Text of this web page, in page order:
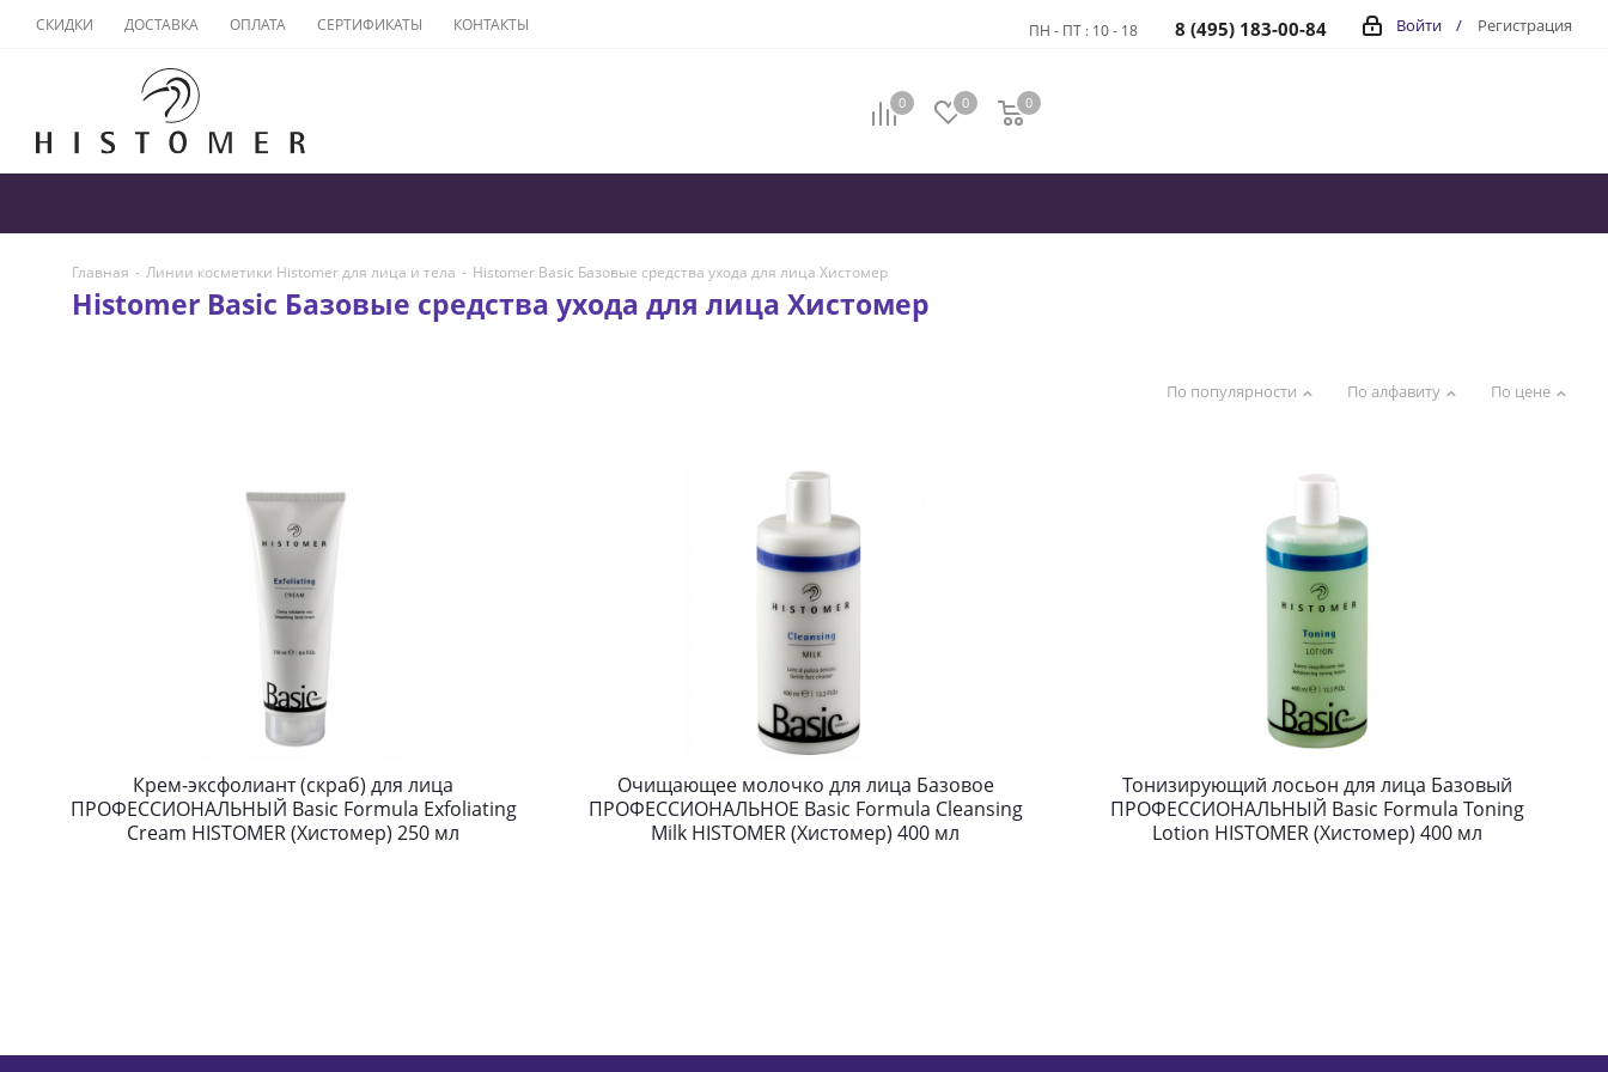
СКИДКИ ДОСТАВКА ОПЛАТА СЕРТИФИКАТЫ КОНТАКТЫ Войти / Регистрация
ПН - ПТ : 10 - 18 8 (495) 183-00-84
0 0 0
Главная - Линии косметики Histomer для лица и тела - Histomer Basic Базовые средства ухода для лица Хистомер
Histomer Basic Базовые средства ухода для лица Хистомер
По популярности По алфавиту По цене
Крем-эксфолиант (скраб) для лица
ПРОФЕССИОНАЛЬНЫЙ Basic Formula Exfoliating
Cream HISTOMER (Хистомер) 250 мл
Очищающее молочко для лица Базовое
ПРОФЕССИОНАЛЬНОЕ Basic Formula Cleansing
Milk HISTOMER (Хистомер) 400 мл
Тонизирующий лосьон для лица Базовый
ПРОФЕССИОНАЛЬНЫЙ Basic Formula Toning
Lotion HISTOMER (Хистомер) 400 мл